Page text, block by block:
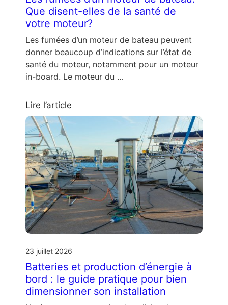
Que disent-elles de la santé de
votre moteur?
Les fumées d’un moteur de bateau peuvent
donner beaucoup d’indications sur l’état de
santé du moteur, notamment pour un moteur
in-board. Le moteur du …
Lire l’article
23 juillet 2026
Batteries et production d’énergie à
bord : le guide pratique pour bien
dimensionner son installation